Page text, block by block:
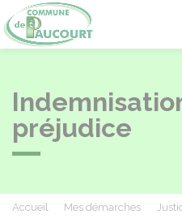
préjudice
Accueil Mes démarches